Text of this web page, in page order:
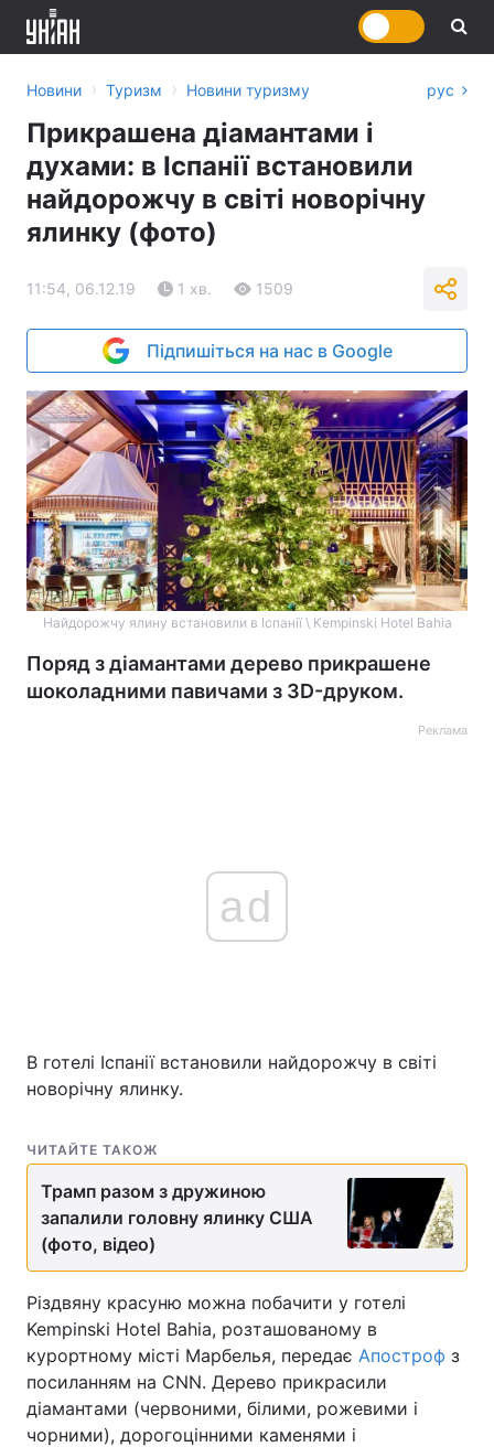
Головна
Спорт Наука
Техно і зв'язок Лайт
Зброя Інциденти
Цікавинки Погода
Новини › Туризм › Новини туризму рус
Прикрашена діамантами і
духами: в Іспанії встановили
найдорожчу в світі новорічну
ялинку (фото)
11:54, 06.12.19 1 хв. 1509
Підпишіться на нас в Google
Найдорожчу ялину встановили в Іспанії \ Kempinski Hotel Bahia
Поряд з діамантами дерево прикрашене
шоколадними павичами з 3D-друком.
Реклама
ad
В готелі Іспанії встановили найдорожчу в світі
новорічну ялинку.
ЧИТАЙТЕ ТАКОЖ
Трамп разом з дружиною
запалили головну ялинку США
(фото, відео)
Різдвяну красуню можна побачити у готелі
Kempinski Hotel Bahia, розташованому в
курортному місті Марбелья, передає Апостроф з
посиланням на CNN. Дерево прикрасили
діамантами (червоними, білими, рожевими і
чорними), дорогоцінними каменями і